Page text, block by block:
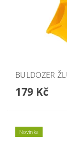
BULDOZER
179 Kč
Novinka